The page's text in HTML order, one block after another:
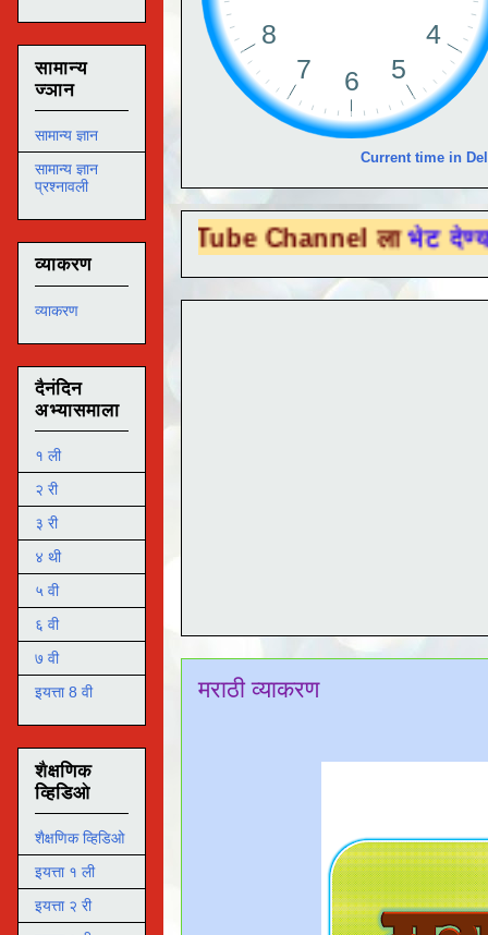
Current time in
Tube Channel लाभेट देण्यासाठी येथे
मराठी व्याकरण
सामान्य
ज्ञान
सामान्य ज्ञान
सामान्य ज्ञान
प्रश्नावली
व्याकरण
व्याकरण
दैनंदिन
अभ्यासमाला
१ ली
२ री
३ री
४ थी
५ वी
६ वी
७ वी
इयत्ता 8 वी
शैक्षणिक
व्हिडिओ
शैक्षणिक व्हिडिओ
इयत्ता १ ली
इयत्ता २ री